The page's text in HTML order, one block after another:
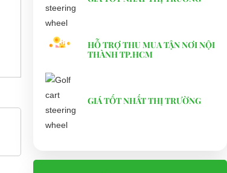
HỖ TRỢ THU MUA TẬN NƠI NỘI